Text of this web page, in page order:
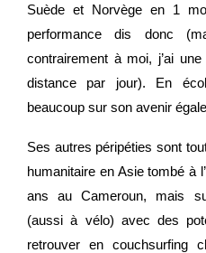
Suède et Norvège en 1
performance dis donc
contrairement à moi, j’ai
distance par jour). En
beaucoup sur son avenir
Ses autres péripéties sont
humanitaire en Asie tombé à
ans au Cameroun, mais
(aussi à vélo) avec des
retrouver en couchsurfing